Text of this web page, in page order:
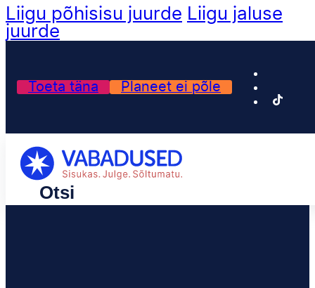
Liigu põhisisu juurde Liigu jaluse
juurde
Toeta täna Planeet ei põle